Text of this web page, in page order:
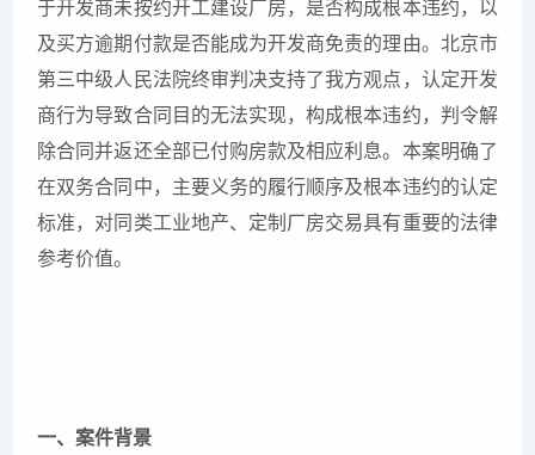
于开发商未按约开工建设厂房，是否构成根本违约，以
及买方逾期付款是否能成为开发商免责的理由。北京市
第三中级人民法院终审判决支持了我方观点，认定开发
商行为导致合同目的无法实现，构成根本违约，判令解
除合同并返还全部已付购房款及相应利息。本案明确了
在双务合同中，主要义务的履行顺序及根本违约的认定
标准，对同类工业地产、定制厂房交易具有重要的法律
参考价值。
一、案件背景